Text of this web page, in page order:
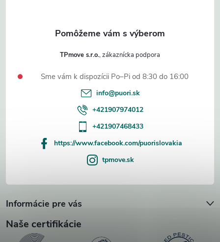
Informácie pre vás
Naše certifikácie
TPmove s.r.o.
Sme vám k dispozícii Po–Pi od 8:30 do 16:00
info@puori.sk
+421907974012
+421907468433
https://www.facebook.com/puorislovakia
tpmove.sk